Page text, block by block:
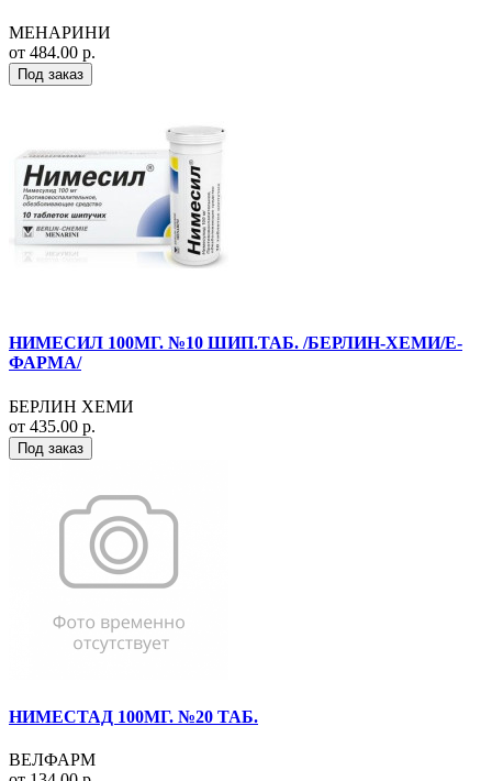
МЕНАРИНИ
от 484.00 р.
Под заказ
НИМЕСИЛ 100МГ. №10 ШИП.ТАБ. /БЕРЛИН-ХЕМИ/Е-
ФАРМА/
БЕРЛИН ХЕМИ
от 435.00 р.
Под заказ
НИМЕСТАД 100МГ. №20 ТАБ.
ВЕЛФАРМ